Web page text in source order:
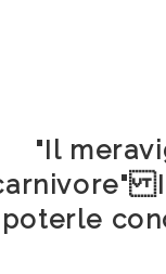
"Il
poterle